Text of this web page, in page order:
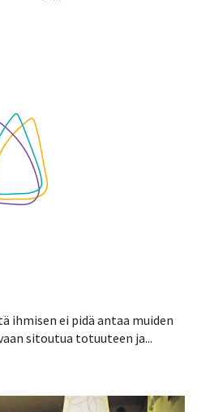
ihmisen ei pidä antaa muiden
sitoutua totuuteen ja...